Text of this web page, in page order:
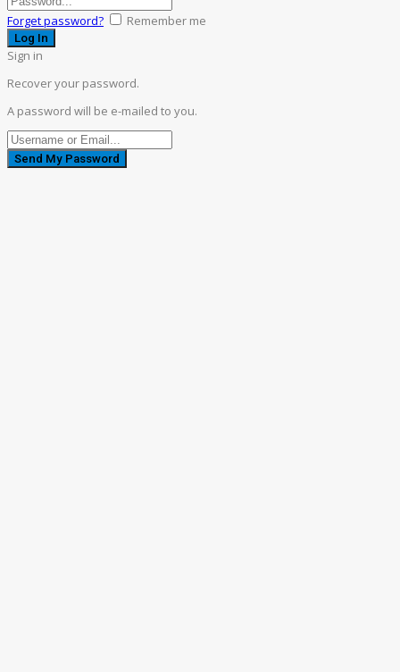
Forget password? Remember me
Sign in
Recover your password.
A password will be e-mailed to you.